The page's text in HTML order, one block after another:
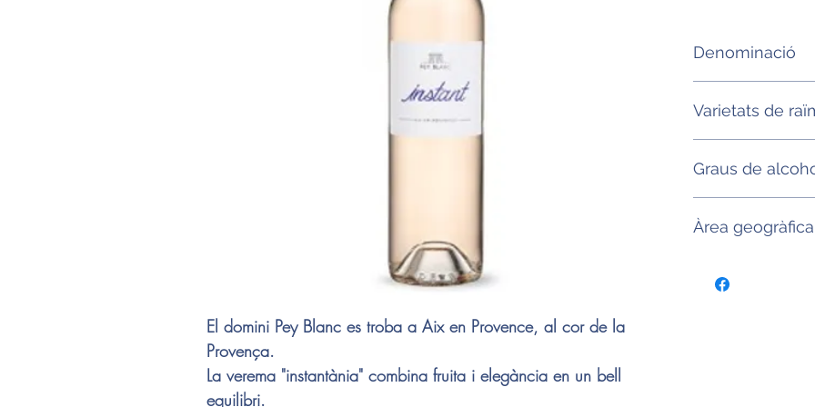
El domini Pey Blanc es troba a Aix en Provence, al cor de la
Provença.
La verema "instantània" combina fruita i elegància en un bell
equilibri.
Denominació
Varietats de
Graus de
Àrea geogràfica